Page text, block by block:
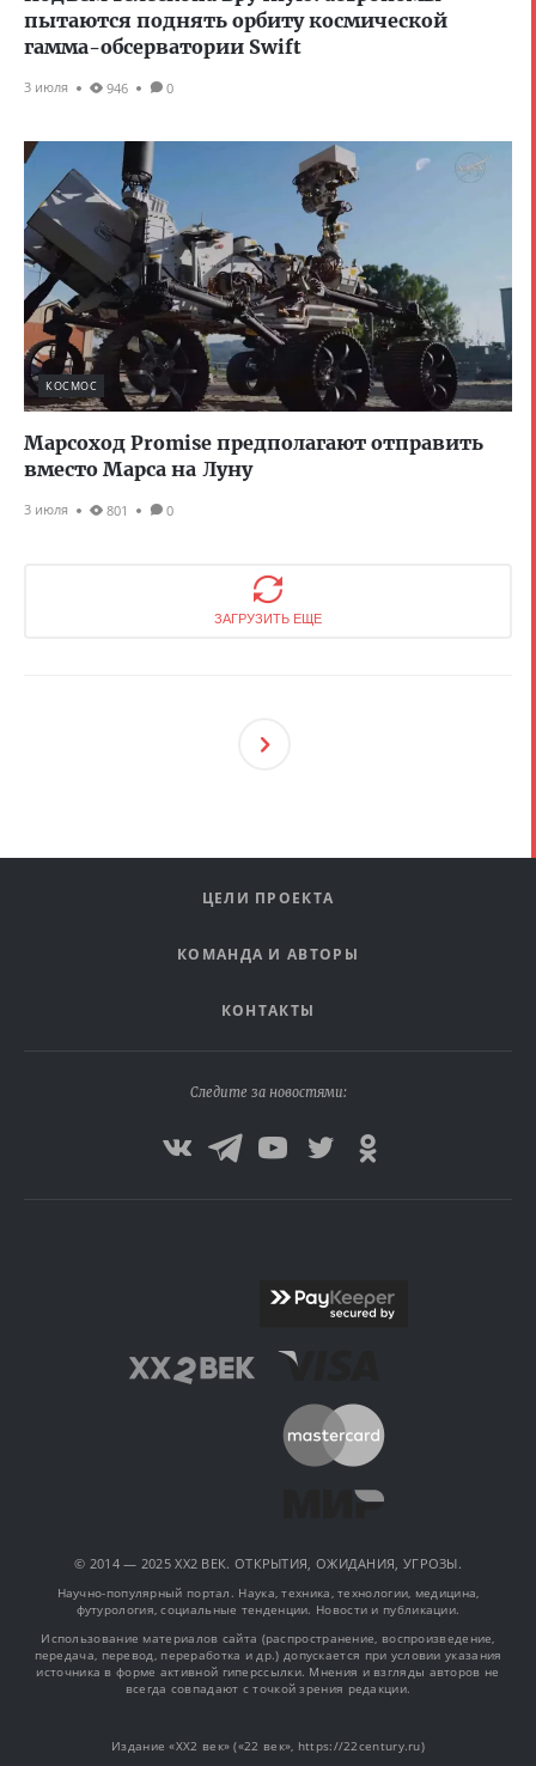
пытаются поднять орбиту космической
гамма-обсерватории Swift
3 июля 946 0
КОСМОС
Марсоход Promise предполагают отправить
вместо Марса на Луну
3 июля 801 0
ЗАГРУЗИТЬ ЕЩЕ
Ующ
ЦЕЛИ ПРОЕКТА
КОМАНДА И АВТОРЫ
КОНТАКТЫ
Следите за новостями:
© 2014 — 2025 XX2 ВЕК. ОТКРЫТИЯ, ОЖИДАНИЯ, УГРОЗЫ.
Научно-популярный портал. Наука, техника, технологии, медицина,
футурология, социальные тенденции. Новости и публикации.
Использование материалов сайта (распространение, воспроизведение,
передача, перевод, переработка и др.) допускается при условии указания
источника в форме активной гиперссылки. Мнения и взгляды авторов не
всегда совпадают с точкой зрения редакции.
Издание «XX2 век» («22 век», https://22century.ru)